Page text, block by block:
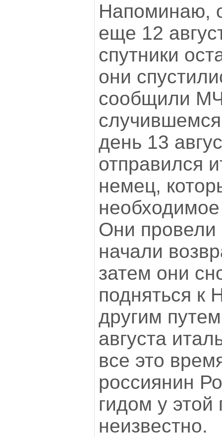
Напоминаю,
еще 12
спутники
они
сообщили
день 13
отправился
немец,
Они провели
начали
затем они
подняться к
другим
августа
все это
россиянин
гидом у этой
неизвестно.